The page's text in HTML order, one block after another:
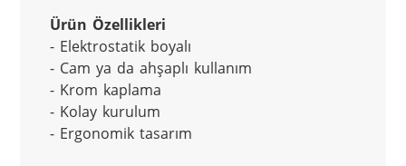
Ürün Özellikleri
- Elektrostatik boyalı
- Cam ya da ahşaplı kullanım
- Krom kaplama
- Kolay kurulum
- Ergonomik tasarım